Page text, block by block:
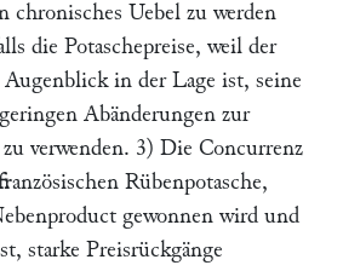
chronisches Uebel zu werden
die Potaschepreise, weil der
Augenblick in der Lage ist, seine
Abänderungen zur
verwenden. 3) Die Concurrenz
Rübenpotasche,
gewonnen wird und
starke Preisrückgänge